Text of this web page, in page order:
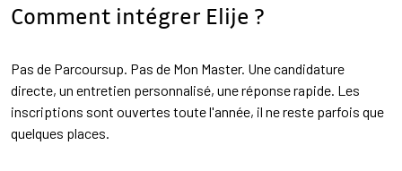
Comment intégrer Elije ?
Pas de Parcoursup. Pas de Mon Master. Une candidature
directe, un entretien personnalisé, une réponse rapide. Les
inscriptions sont ouvertes toute l'année, il ne reste parfois que
quelques places.